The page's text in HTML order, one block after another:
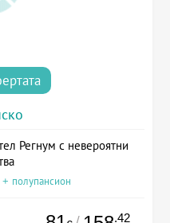
Регнум с невероятни
полупансион
.42